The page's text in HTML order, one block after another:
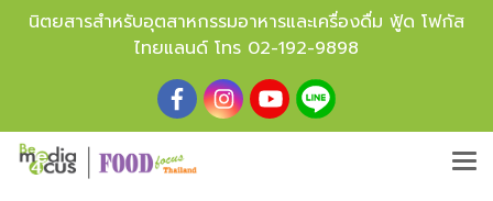
นิตยสารสำหรับอุตสาหกรรมอาหารและเครื่องดื่ม ฟู้ด โฟกัส
ไทยแลนด์ โทร 02-192-9898